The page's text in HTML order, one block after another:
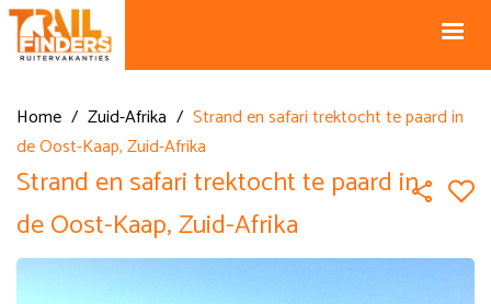
Home / Zuid-Afrika / Strand en safari trektocht te paard in
de Oost-Kaap, Zuid-Afrika
Strand en safari trektocht te paard in
de Oost-Kaap, Zuid-Afrika